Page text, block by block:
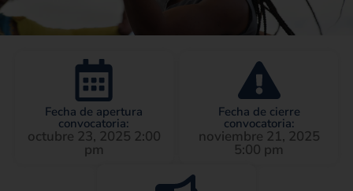
Fecha de apertura
convocatoria:
octubre 23, 2025 2:00
pm
Fecha de cierre
convocatoria:
noviembre 21, 2025
5:00 pm